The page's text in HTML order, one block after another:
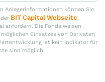
Anlegerinformationen können Sie
BIT Capital Webseite
anfordern. Die Fonds weisen
Einsatzes von Derivaten
ist kein Indikator für
sind möglich.